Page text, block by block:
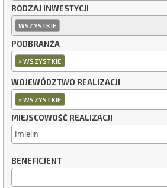
RODZAJ INWESTYCJI
WSZYSTKIE
PODBRANŻA
×WSZYSTKIE
WOJEWÓDZTWO REALIZACJI
×WSZYSTKIE
MIEJSCOWOŚĆ REALIZACJI
BENEFICJENT